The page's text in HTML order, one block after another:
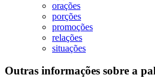
orações
porções
promoções
relações
situações
Outras informações sobre a